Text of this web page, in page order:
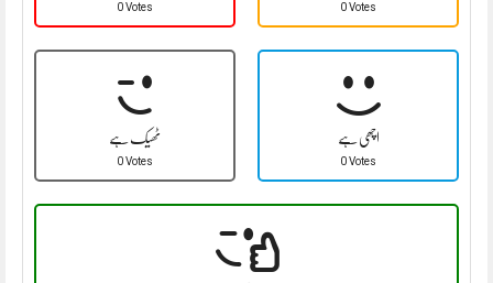
0 Votes 0 Votes
ٹھیک ہے
0 Votes
اچھی ہے
0 Votes